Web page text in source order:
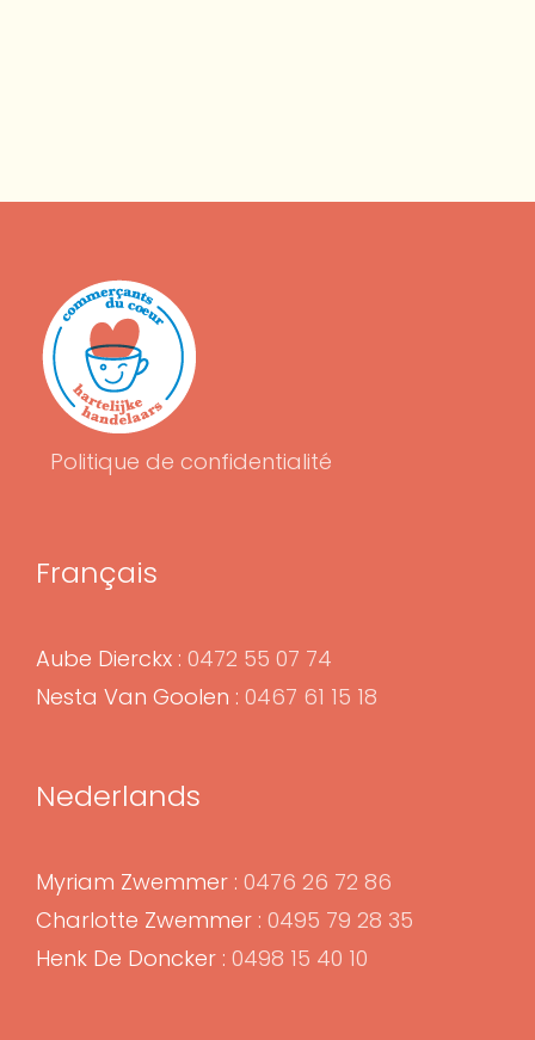
Politique de confidentialité
Français
Aube Dierckx : 0472 55 07 74
Nesta Van Goolen : 0467 61 15 18
Nederlands
Myriam Zwemmer : 0476 26 72 86
Charlotte Zwemmer : 0495 79 28 35
Henk De Doncker : 0498 15 40 10